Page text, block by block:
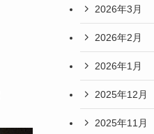
2026年3月
2026年2月
2026年1月
2025年12月
2025年11月